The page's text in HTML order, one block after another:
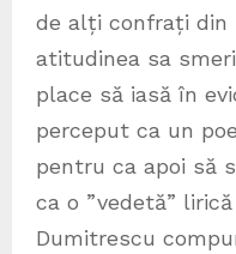
de alți confrați din
atitudinea sa
place să iasă în
perceput ca un
pentru ca apoi să
ca o ”vedetă”
Dumitrescu